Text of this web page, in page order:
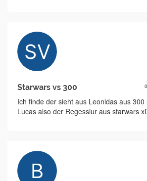
Starwars vs 300
Ich finde der sieht aus Leonidas aus
Lucas also der Regessiur aus starwars